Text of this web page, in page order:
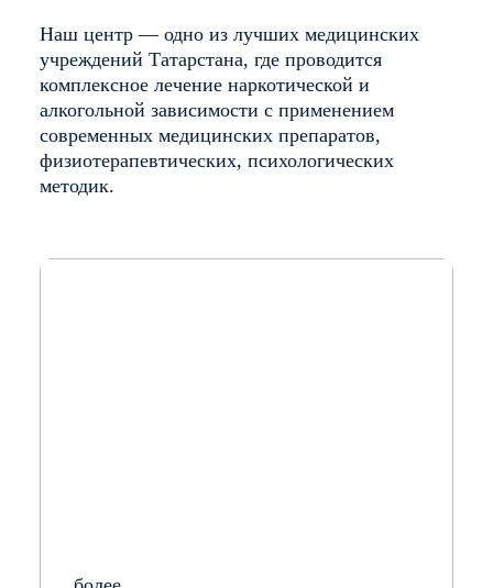
Наш центр — одно из лучших медицинских
учреждений Татарстана, где проводится
комплексное лечение наркотической и
алкогольной зависимости с применением
современных медицинских препаратов,
физиотерапевтических, психологических
методик.